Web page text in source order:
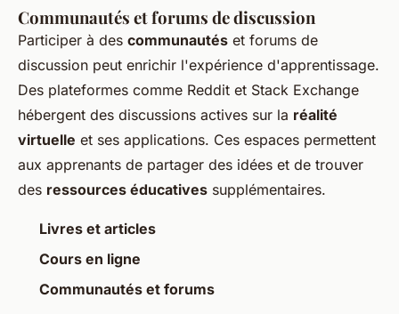
Communautés et forums de discussion
Participer à des communautés et forums de
discussion peut enrichir l'expérience d'apprentissage.
Des plateformes comme Reddit et Stack Exchange
hébergent des discussions actives sur la réalité
virtuelle et ses applications. Ces espaces permettent
aux apprenants de partager des idées et de trouver
des ressources éducatives supplémentaires.
Livres et articles
Cours en ligne
Communautés et forums